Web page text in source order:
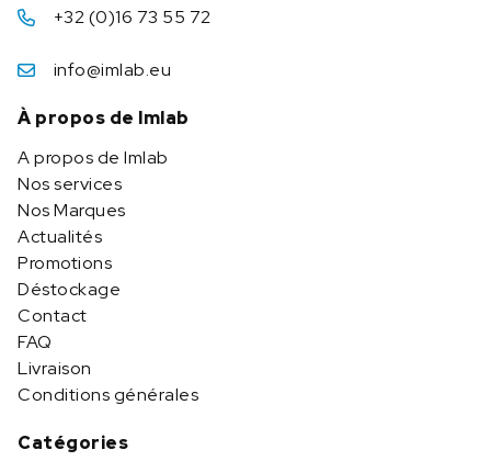
+32 (0)16 73 55 72
info@imlab.eu
À propos de Imlab
A propos de Imlab
Nos services
Nos Marques
Actualités
Promotions
Déstockage
Contact
FAQ
Livraison
Conditions générales
Catégories